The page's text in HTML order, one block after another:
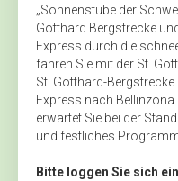
„Sonnenstube der
Gotthard Bergstrecke
Express durch die
fahren Sie mit der St.
St. Gotthard-
Express nach
erwartet Sie bei der
und festliches Programm
Bitte loggen Sie sich